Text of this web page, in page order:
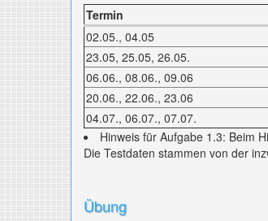
Termin
02.05., 04.05
23.05, 25.05, 26.05.
06.06., 08.06., 09.06
20.06., 22.06., 23.06
04.07., 06.07., 07.07.
Hinweis für Aufgabe 1.3: Beim
Die Testdaten stammen von der
Übung